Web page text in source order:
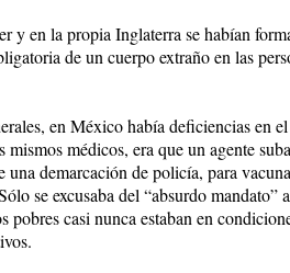
y en la propia Inglaterra se habían
de un cuerpo extraño en las
en México había deficiencias en
médicos, era que un agente
demarcación de policía, para
se excusaba del “absurdo
pobres casi nunca estaban en